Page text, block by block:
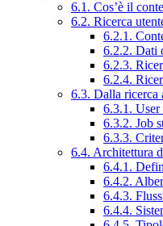
6.1. Cos’è il
6.2. Ricerca
6.2.1.
6.2.2. Dati
6.2.3.
6.2.4.
6.3. Dalla ricerca
6.3.1. User
6.3.2. Job
6.3.3.
6.4. Architettura
6.4.1.
6.4.2.
6.4.3.
6.4.4.